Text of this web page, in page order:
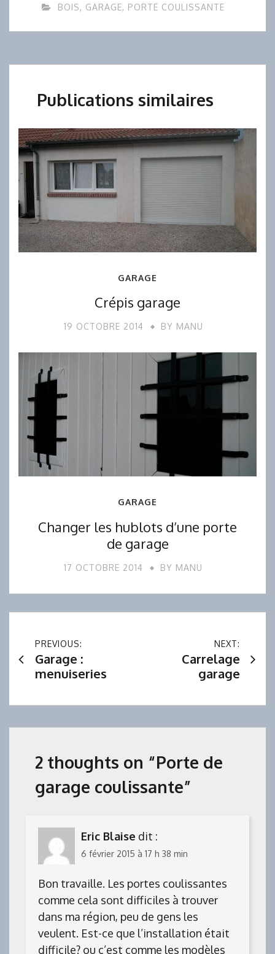
BOIS, GARAGE, PORTE COULISSANTE
Publications similaires
GARAGE
Crépis garage
19 OCTOBRE 2014 BY MANU
GARAGE
Changer les hublots d’une porte
de garage
17 OCTOBRE 2014 BY MANU
Navigation
de
PREVIOUS:
Garage :
menuiseries
NEXT:
Carrelage
garage
2 thoughts on “Porte de
garage coulissante”
Eric Blaise dit :
6 février 2015 à 17 h 38 min
Bon travaille. Les portes coulissantes
comme cela sont difficiles à trouver
dans ma région, peu de gens les
veulent. Est-ce que l’installation était
difficile? ou c’est comme les modèles